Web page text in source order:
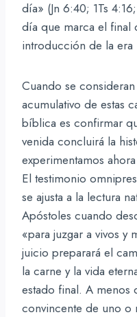
día» (Jn 6:40; 1Ts
día que marca el final
introducción de la era
Cuando se
acumulativo de estas
bíblica es confirmar
venida concluirá la
experimentamos
El testimonio
se ajusta a la lectura
Apóstoles cuando
«para juzgar a vivos y
juicio preparará el
la carne y la vida
estado final. A menos
convincente de uno o